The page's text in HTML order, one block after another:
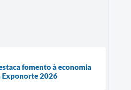
fomento à economia
Exponorte 2026